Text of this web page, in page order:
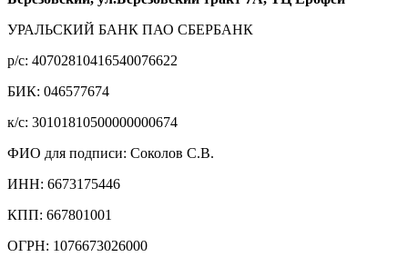
УРАЛЬСКИЙ БАНК ПАО СБЕРБАНК
р/c: 40702810416540076622
БИК: 046577674
к/c: 30101810500000000674
ФИО для подписи: Соколов С.В.
ИНН: 6673175446
КПП: 667801001
ОГРН: 1076673026000